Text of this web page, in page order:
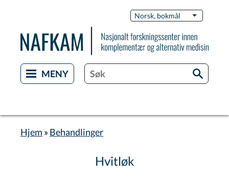
hovedinnhold
Norsk, bokmål List flere
Hjem Behandlinger
Hvitløk